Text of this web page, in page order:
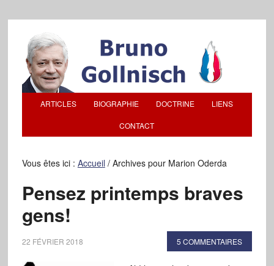
ARTICLES BIOGRAPHIE DOCTRINE LIENS
CONTACT
Vous êtes ici : Accueil /Archives pour Marion Oderda
Pensez printemps braves
gens!
22 FÉVRIER 2018 5 COMMENTAIRES